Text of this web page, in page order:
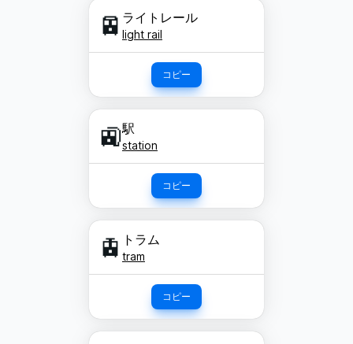
🚈 ライトレール
light rail
コピー
🚉駅
station
コピー
🚊 トラム
tram
コピー